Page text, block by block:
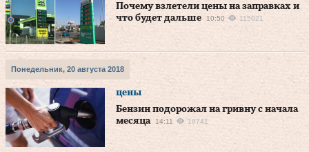
Почему взлетели цены на заправках и
что будет дальше
10:50 115021
Понедельник, 20 августа 2018
цены
Бензин подорожал на гривну с начала
месяца
14:11 18741